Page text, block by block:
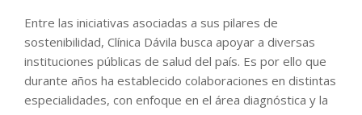
Entre las iniciativas asociadas a sus pilares de
sostenibilidad, Clínica Dávila busca apoyar a diversas
instituciones públicas de salud del país. Es por ello que
durante años ha establecido colaboraciones en distintas
especialidades, con enfoque en el área diagnóstica y la